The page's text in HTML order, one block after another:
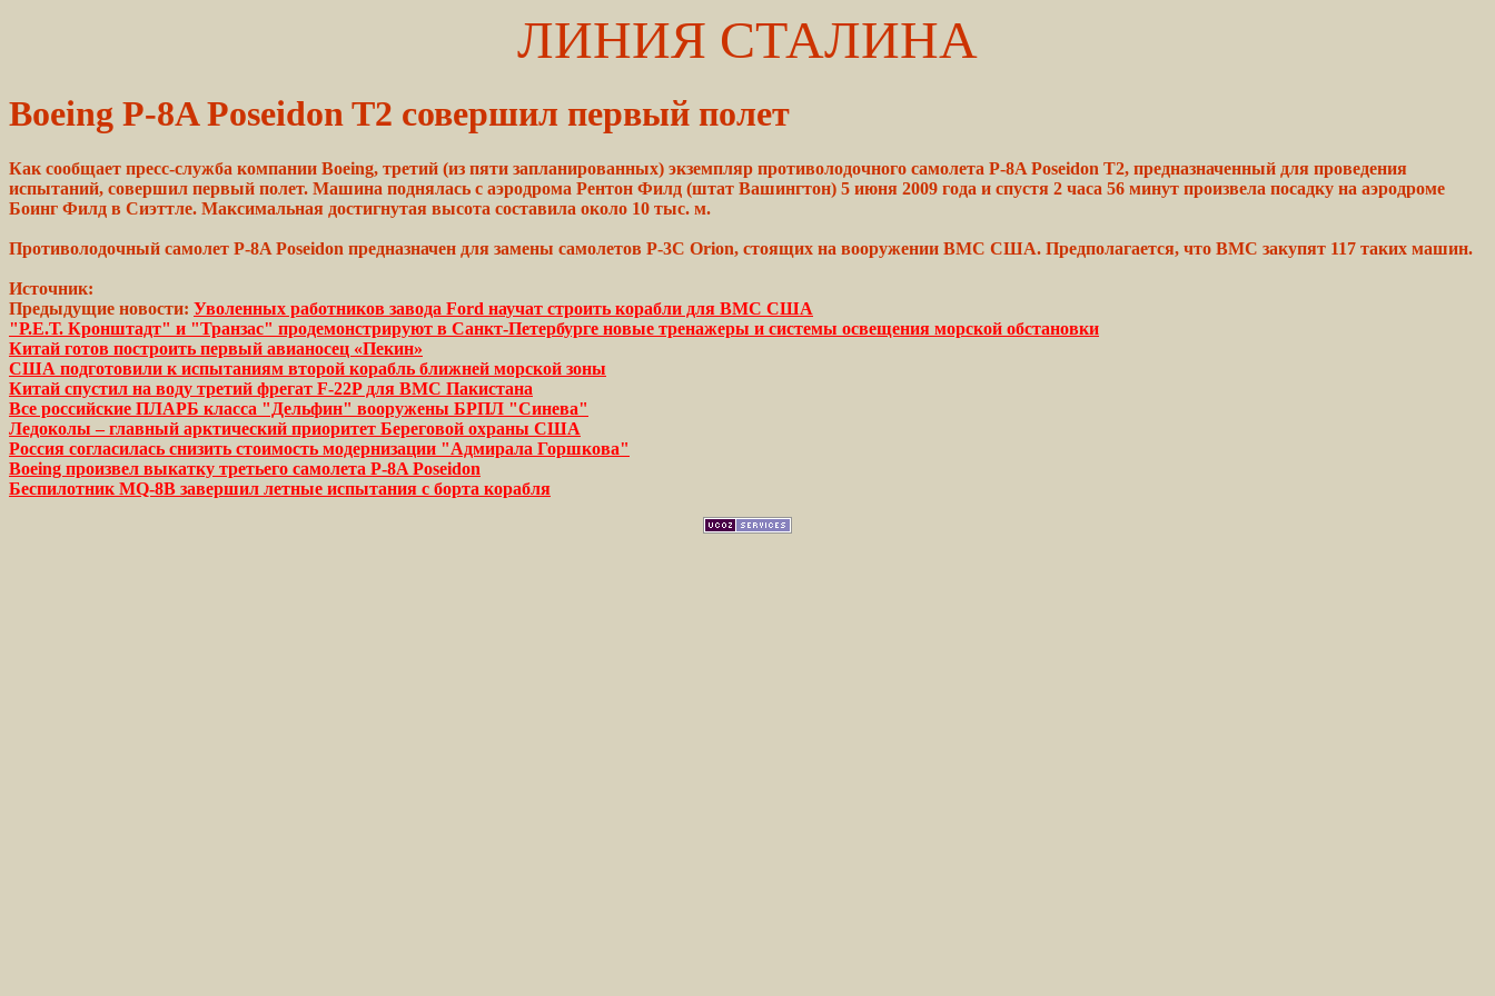
ЛИНИЯ СТАЛИНА
Boeing P-8A Poseidon T2 совершил первый полет
Как сообщает пресс-служба компании Boeing, третий (из пяти запланированных) экземпляр противолодочного самолета P-8A Poseidon T2, предназначенный для проведения
испытаний, совершил первый полет. Машина поднялась с аэродрома Рентон Филд (штат Вашингтон) 5 июня 2009 года и спустя 2 часа 56 минут произвела посадку на аэродроме
Боинг Филд в Сиэттле. Максимальная достигнутая высота составила около 10 тыс. м.
Противолодочный самолет P-8A Poseidon предназначен для замены самолетов P-3C Orion, стоящих на вооружении ВМС США. Предполагается, что ВМС закупят 117 таких машин.
Источник:
Предыдущие новости: Уволенных работников завода Ford научат строить корабли для ВМС США
"Р.Е.Т. Кронштадт" и "Транзас" продемонстрируют в Санкт-Петербурге новые тренажеры и системы освещения морской обстановки
Китай готов построить первый авианосец «Пекин»
США подготовили к испытаниям второй корабль ближней морской зоны
Китай спустил на воду третий фрегат F-22P для ВМС Пакистана
Все российские ПЛАРБ класса "Дельфин" вооружены БРПЛ "Синева"
Ледоколы – главный арктический приоритет Береговой охраны США
Россия согласилась снизить стоимость модернизации "Адмирала Горшкова"
Boeing произвел выкатку третьего самолета P-8A Poseidon
Беспилотник MQ-8B завершил летные испытания с борта корабля